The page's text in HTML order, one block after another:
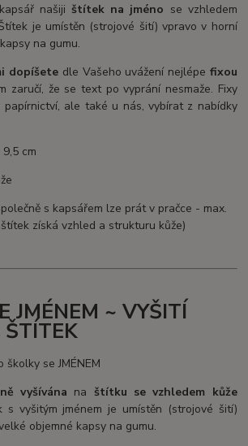
našiji štítek na jméno se vzhledem
je umístěn (strojové šití) vpravo v horní
na gumu.
dopíšete dle Vašeho uvážení nejlépe fixou
zaručí, že se text po vyprání nesmaže. Fixy
ale také u nás, vybírat z nabídky
cm
s kapsářem lze prát v pračce - max.
získá vzhled a strukturu kůže)
JMÉNEM ~ VYŠITÍ
vyšívána na štítku se vzhledem kůže
s vyšitým jménem je umístěn (strojové šití)
objemné kapsy na gumu.